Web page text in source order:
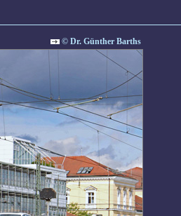
© Dr. Günther Barths